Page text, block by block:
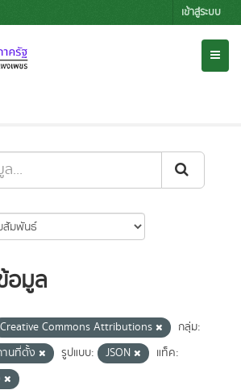
เข้าสู่ระบบ
อมูล
Creative Commons Attributions
กลุ่ม:
นที่ตั้ง
รูปแบบ: JSON
แท็ค: